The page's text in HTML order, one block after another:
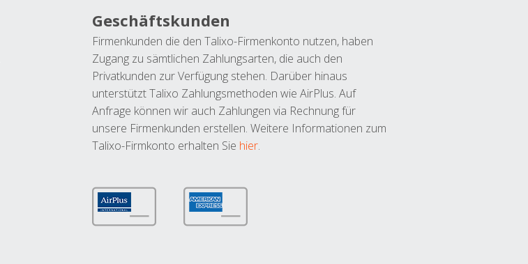
Geschäftskunden
Firmenkunden die den Talixo-Firmenkonto nutzen, haben
Zugang zu sämtlichen Zahlungsarten, die auch den
Privatkunden zur Verfügung stehen. Darüber hinaus
unterstützt Talixo Zahlungsmethoden wie AirPlus. Auf
Anfrage können wir auch Zahlungen via Rechnung für
unsere Firmenkunden erstellen. Weitere Informationen zum
Talixo-Firmkonto erhalten Sie hier.